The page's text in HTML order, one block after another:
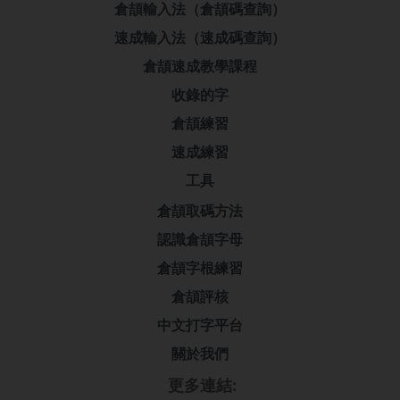
倉頡輸入法（倉頡碼查詢）
速成輸入法（速成碼查詢）
倉頡速成教學課程
收錄的字
倉頡練習
速成練習
工具
倉頡取碼方法
認識倉頡字母
倉頡字根練習
倉頡評核
中文打字平台
關於我們
更多連結: